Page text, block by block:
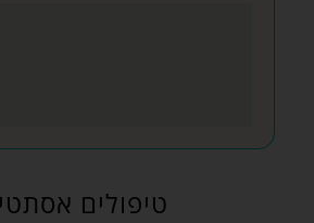
טיפולים